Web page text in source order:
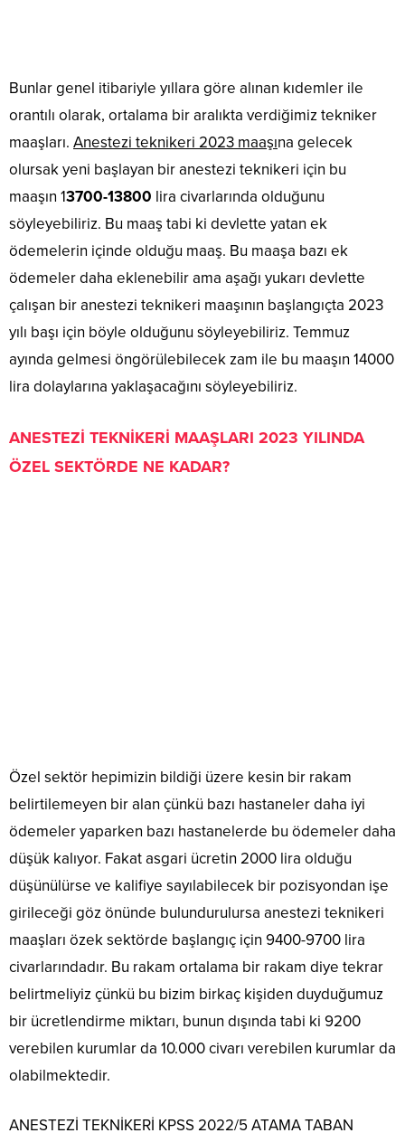
Bunlar genel itibariyle yıllara göre alınan kıdemler ile
orantılı olarak, ortalama bir aralıkta verdiğimiz tekniker
maaşları. Anestezi teknikeri 2023 maaşına gelecek
olursak yeni başlayan bir anestezi teknikeri için bu
maaşın 13700-13800 lira civarlarında olduğunu
söyleyebiliriz. Bu maaş tabi ki devlette yatan ek
ödemelerin içinde olduğu maaş. Bu maaşa bazı ek
ödemeler daha eklenebilir ama aşağı yukarı devlette
çalışan bir anestezi teknikeri maaşının başlangıçta 2023
yılı başı için böyle olduğunu söyleyebiliriz. Temmuz
ayında gelmesi öngörülebilecek zam ile bu maaşın 14000
lira dolaylarına yaklaşacağını söyleyebiliriz.
ANESTEZİ TEKNİKERİ MAAŞLARI 2023 YILINDA
ÖZEL SEKTÖRDE NE KADAR?
Özel sektör hepimizin bildiği üzere kesin bir rakam
belirtilemeyen bir alan çünkü bazı hastaneler daha iyi
ödemeler yaparken bazı hastanelerde bu ödemeler daha
düşük kalıyor. Fakat asgari ücretin 2000 lira olduğu
düşünülürse ve kalifiye sayılabilecek bir pozisyondan işe
girileceği göz önünde bulundurulursa anestezi teknikeri
maaşları özek sektörde başlangıç için 9400-9700 lira
civarlarındadır. Bu rakam ortalama bir rakam diye tekrar
belirtmeliyiz çünkü bu bizim birkaç kişiden duyduğumuz
bir ücretlendirme miktarı, bunun dışında tabi ki 9200
verebilen kurumlar da 10.000 civarı verebilen kurumlar da
olabilmektedir.
ANESTEZİ TEKNİKERİ KPSS 2022/5 ATAMA TABAN